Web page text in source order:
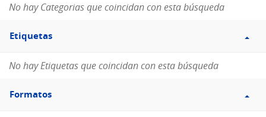
No hay Categorias que coincidan con esta búsqueda
Filtro
Etiquetas
Etiquetas
No hay Etiquetas que coincidan con esta búsqueda
Filtro
Formatos
Formatos